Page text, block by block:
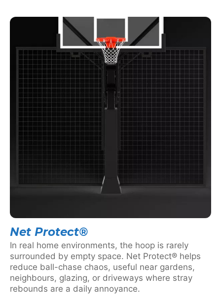
Net Protect®
In real home environments, the hoop is rarely
surrounded by empty space. Net Protect® helps
reduce ball-chase chaos, useful near gardens,
neighbours, glazing, or driveways where stray
rebounds are a daily annoyance.